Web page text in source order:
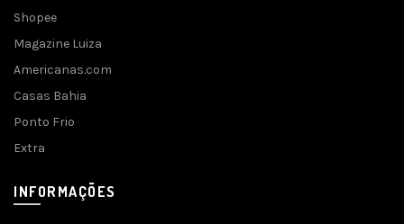
Shopee
Magazine Luiza
Americanas.com
Casas Bahia
Ponto Frio
Extra
INFORMAÇÕES